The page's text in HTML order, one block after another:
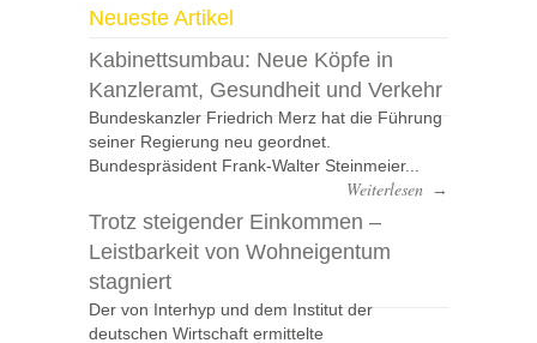
Neueste Artikel
Kabinettsumbau: Neue Köpfe in
Kanzleramt, Gesundheit und Verkehr
Bundeskanzler Friedrich Merz hat die Führung
seiner Regierung neu geordnet.
Bundespräsident Frank-Walter Steinmeier...
Weiterlesen →
Trotz steigender Einkommen –
Leistbarkeit von Wohneigentum
stagniert
Der von Interhyp und dem Institut der
deutschen Wirtschaft ermittelte